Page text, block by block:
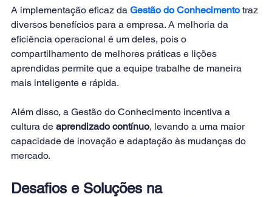
A implementação eficaz da Gestão do Conhecimento traz
diversos benefícios para a empresa. A melhoria da
eficiência operacional é um deles, pois o
compartilhamento de melhores práticas e lições
aprendidas permite que a equipe trabalhe de maneira
mais inteligente e rápida.
Além disso, a Gestão do Conhecimento incentiva a
cultura de aprendizado contínuo, levando a uma maior
capacidade de inovação e adaptação às mudanças do
mercado.
Desafios e Soluções na